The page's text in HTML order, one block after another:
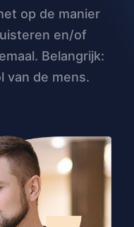
op de manier
en/of
Belangrijk:
van de mens.